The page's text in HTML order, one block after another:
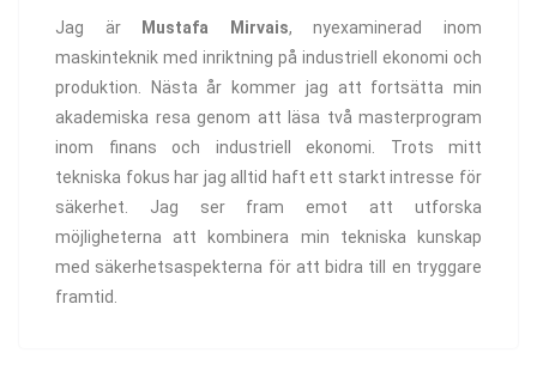
Jag är Mustafa Mirvais, nyexaminerad inom
maskinteknik med inriktning på industriell ekonomi och
produktion. Nästa år kommer jag att fortsätta min
akademiska resa genom att läsa två masterprogram
inom finans och industriell ekonomi. Trots mitt
tekniska fokus har jag alltid haft ett starkt intresse för
säkerhet. Jag ser fram emot att utforska
möjligheterna att kombinera min tekniska kunskap
med säkerhetsaspekterna för att bidra till en tryggare
framtid.